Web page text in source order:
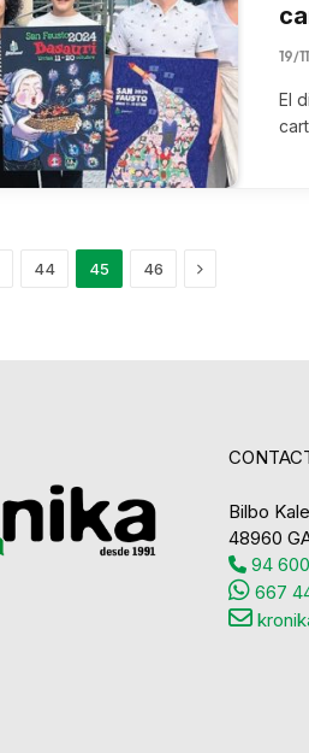
19/
El
44 45 46 Next
Bilbo
48960
94
667